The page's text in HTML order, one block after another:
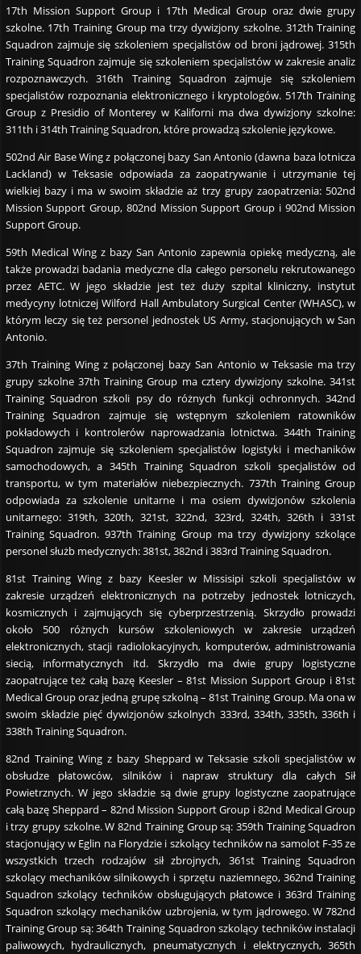
17th Mission Support Group i 17th Medical Group oraz dwie grupy
szkolne. 17th Training Group ma trzy dywizjony szkolne. 312th Training
Squadron zajmuje się szkoleniem specjalistów od broni jądrowej. 315th
Training Squadron zajmuje się szkoleniem specjalistów w zakresie analiz
rozpoznawczych. 316th Training Squadron zajmuje się szkoleniem
specjalistów rozpoznania elektronicznego i kryptologów. 517th Training
Group z Presidio of Monterey w Kaliforni ma dwa dywizjony szkolne:
311th i 314th Training Squadron, które prowadzą szkolenie językowe.
502nd Air Base Wing z połączonej bazy San Antonio (dawna baza lotnicza
Lackland) w Teksasie odpowiada za zaopatrywanie i utrzymanie tej
wielkiej bazy i ma w swoim składzie aż trzy grupy zaopatrzenia: 502nd
Mission Support Group, 802nd Mission Support Group i 902nd Mission
Support Group.
59th Medical Wing z bazy San Antonio zapewnia opiekę medyczną, ale
także prowadzi badania medyczne dla całego personelu rekrutowanego
przez AETC. W jego składzie jest też duży szpital kliniczny, instytut
medycyny lotniczej Wilford Hall Ambulatory Surgical Center (WHASC), w
którym leczy się też personel jednostek US Army, stacjonujących w San
Antonio.
37th Training Wing z połączonej bazy San Antonio w Teksasie ma trzy
grupy szkolne 37th Training Group ma cztery dywizjony szkolne. 341st
Training Squadron szkoli psy do różnych funkcji ochronnych. 342nd
Training Squadron zajmuje się wstępnym szkoleniem ratowników
pokładowych i kontrolerów naprowadzania lotnictwa. 344th Training
Squadron zajmuje się szkoleniem specjalistów logistyki i mechaników
samochodowych, a 345th Training Squadron szkoli specjalistów od
transportu, w tym materiałów niebezpiecznych. 737th Training Group
odpowiada za szkolenie unitarne i ma osiem dywizjonów szkolenia
unitarnego: 319th, 320th, 321st, 322nd, 323rd, 324th, 326th i 331st
Training Squadron. 937th Training Group ma trzy dywizjony szkolące
personel służb medycznych: 381st, 382nd i 383rd Training Squadron.
81st Training Wing z bazy Keesler w Missisipi szkoli specjalistów w
zakresie urządzeń elektronicznych na potrzeby jednostek lotniczych,
kosmicznych i zajmujących się cyberprzestrzenią. Skrzydło prowadzi
około 500 różnych kursów szkoleniowych w zakresie urządzeń
elektronicznych, stacji radiolokacyjnych, komputerów, administrowania
siecią, informatycznych itd. Skrzydło ma dwie grupy logistyczne
zaopatrujące też całą bazę Keesler – 81st Mission Support Group i 81st
Medical Group oraz jedną grupę szkolną – 81st Training Group. Ma ona w
swoim składzie pięć dywizjonów szkolnych 333rd, 334th, 335th, 336th i
338th Training Squadron.
82nd Training Wing z bazy Sheppard w Teksasie szkoli specjalistów w
obsłudze płatowców, silników i napraw struktury dla całych Sił
Powietrznych. W jego składzie są dwie grupy logistyczne zaopatrujące
całą bazę Sheppard – 82nd Mission Support Group i 82nd Medical Group
i trzy grupy szkolne. W 82nd Training Group są: 359th Training Squadron
stacjonujący w Eglin na Florydzie i szkolący techników na samolot F-35 ze
wszystkich trzech rodzajów sił zbrojnych, 361st Training Squadron
szkolący mechaników silnikowych i sprzętu naziemnego, 362nd Training
Squadron szkolący techników obsługujących płatowce i 363rd Training
Squadron szkolący mechaników uzbrojenia, w tym jądrowego. W 782nd
Training Group są: 364th Training Squadron szkolący techników instalacji
paliwowych, hydraulicznych, pneumatycznych i elektrycznych, 365th